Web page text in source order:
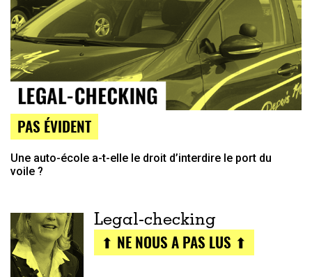
PAS ÉVIDENT
Une auto-école a-t-elle le droit d’interdire le port du
voile ?
Legal-checking
⬆ NE NOUS A PAS LUS ⬆